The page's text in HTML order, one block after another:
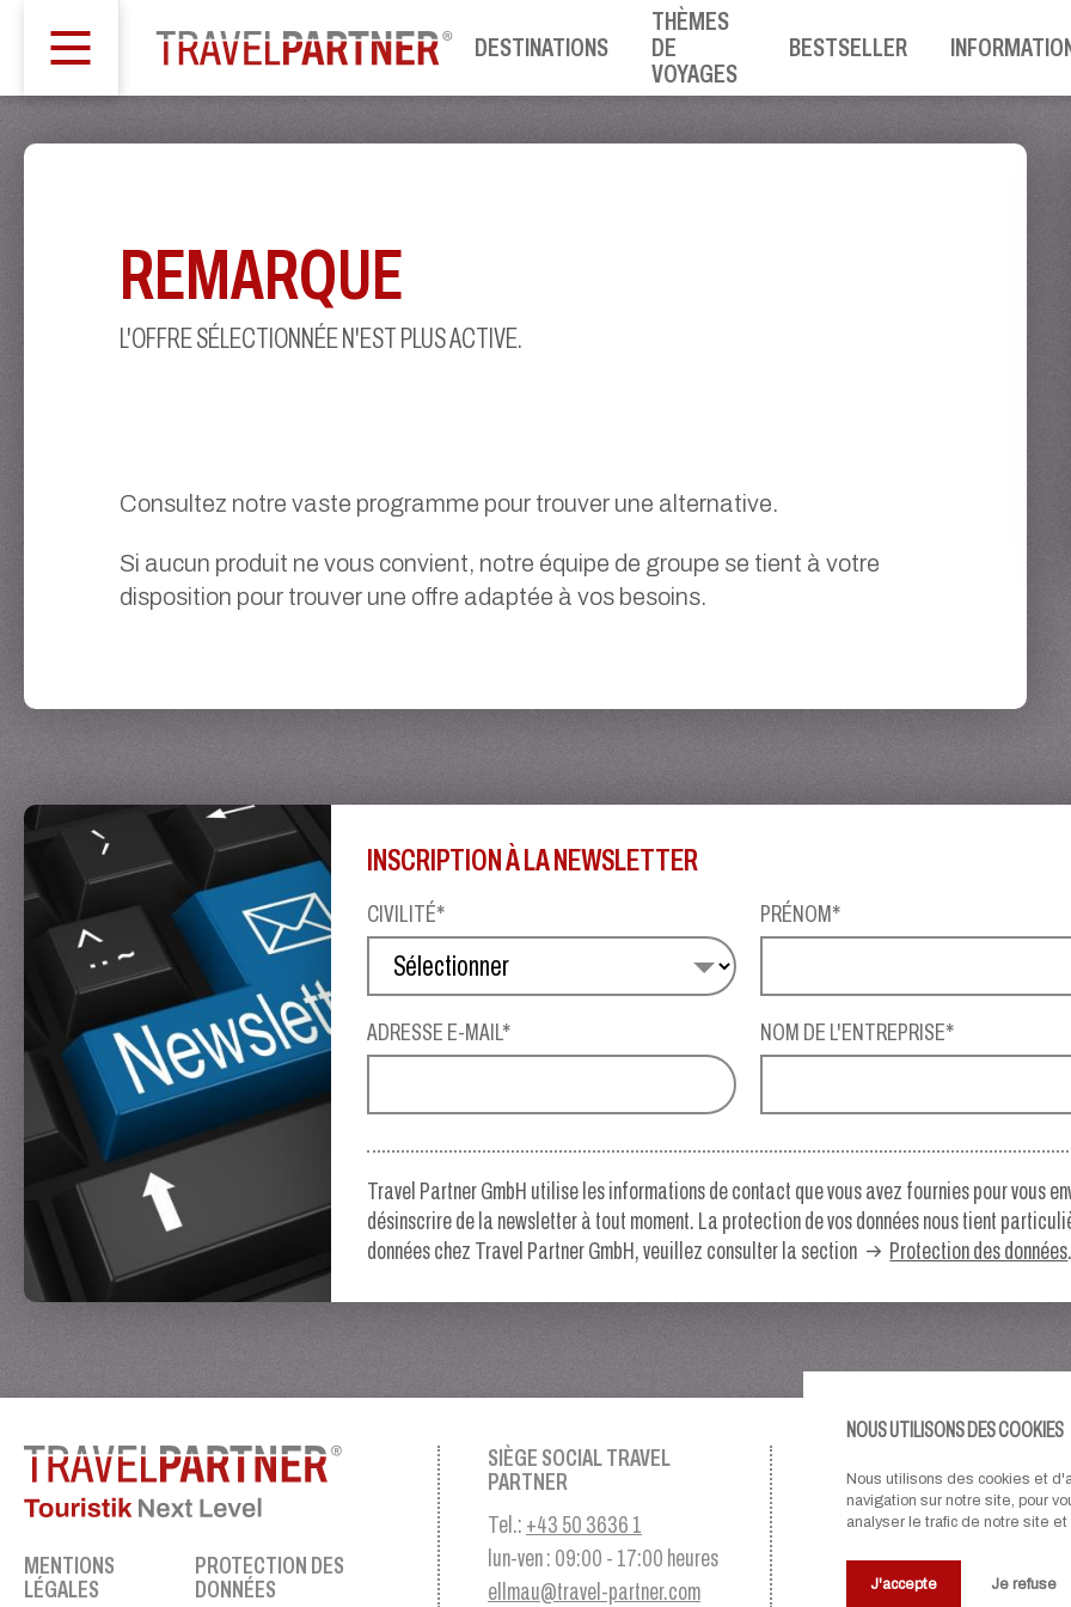
NOUS UTILISONS DES COOKIES
Nous utilisons des cookies et
navigation sur notre site, pour
analyser le trafic de notre site
J'accepte Je refuse
DESTINATIONS
THÈMES
DE
VOYAGES
BESTSELLER
REMARQUE
L'OFFRE SÉLECTIONNÉE N'EST PLUS ACTIVE.
Consultez notre vaste programme pour trouver une alternative.
Si aucun produit ne vous convient, notre équipe de groupe se tient à votre
disposition pour trouver une offre adaptée à vos besoins.
INSCRIPTION À LA NEWSLETTER
CIVILITÉ* PRÉNOM*
ADRESSE E-MAIL* NOM DE L'ENTREPRISE*
Travel Partner GmbH utilise les informations de contact que vous avez fournies pour vous
désinscrire de la newsletter à tout moment. La protection de vos données nous tient
données chez Travel Partner GmbH, veuillez consulter la section
Protection des données
MENTIONS
LÉGALES
PROTECTION DES
DONNÉES
SIÈGE SOCIAL TRAVEL
PARTNER
Tel.:+43 50 3636 1
lun-ven : 09:00 - 17:00 heures
ellmau@travel-partner.com